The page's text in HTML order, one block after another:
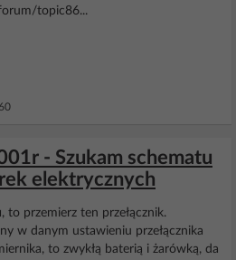
topic86...
- Szukam schematu
elektrycznych
, to przemierz ten przełącznik.
w danym ustawieniu przełącznika
to zwykłą baterią i żarówką, da